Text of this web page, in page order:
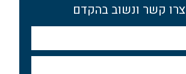
צרו קשר ונשוב בהקדם